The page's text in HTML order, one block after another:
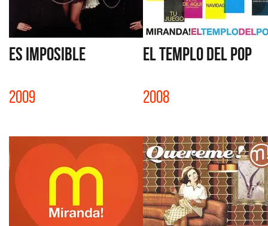
ES IMPOSIBLE
2009
EL TEMPLO DEL POP
2008